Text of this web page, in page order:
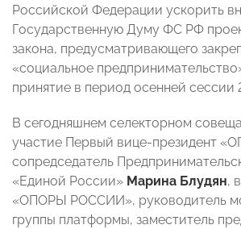
Российской Федерации ускорить
Государственную Думу ФС РФ
закона, предусматривающего
«социальное
принятие в период осенней сессии
В сегодняшнем селекторном
участие Первый вице-президент
сопредседатель
«Единой России» Марина Блудян,
«ОПОРЫ РОССИИ», руководитель
группы платформы, заместитель